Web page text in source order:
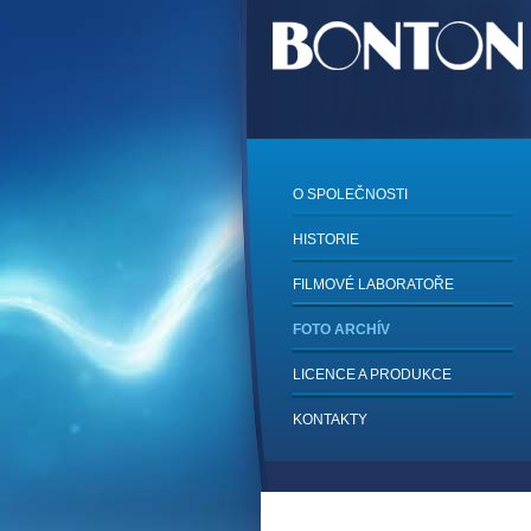
O SPOLEČNOSTI
HISTORIE
FILMOVÉ LABORATOŘE
FOTO ARCHÍV
LICENCE A PRODUKCE
KONTAKTY